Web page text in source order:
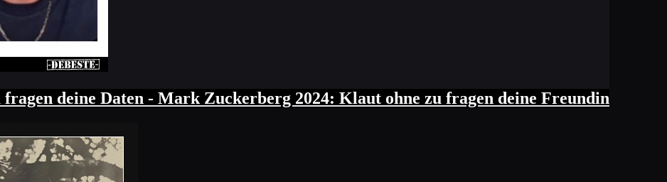
deine Daten - Mark Zuckerberg 2024: Klaut ohne zu fragen deine Freundin